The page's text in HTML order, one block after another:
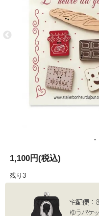
1,100円(税込)
残り3